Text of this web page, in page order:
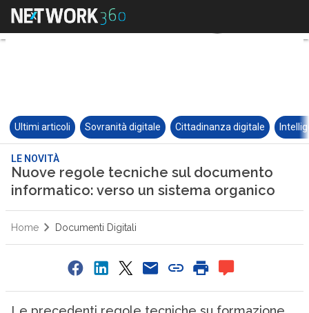
Ultimi articoli Sovranità digitale Cittadinanza digitale
LE NOVITÀ
Nuove regole tecniche sul documento
informatico: verso un sistema organico
Home Documenti Digitali